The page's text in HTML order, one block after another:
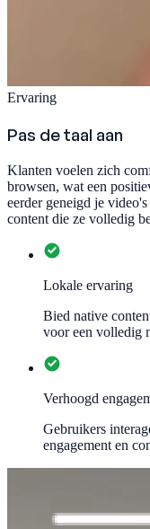
Ervaring
Pas de taal aan
Klanten voelen zich
browsen, wat een
eerder geneigd je
content die ze volledig
Lokale ervaring
Bied native
voor een volledig
Verhoogd
Gebruikers
engagement en